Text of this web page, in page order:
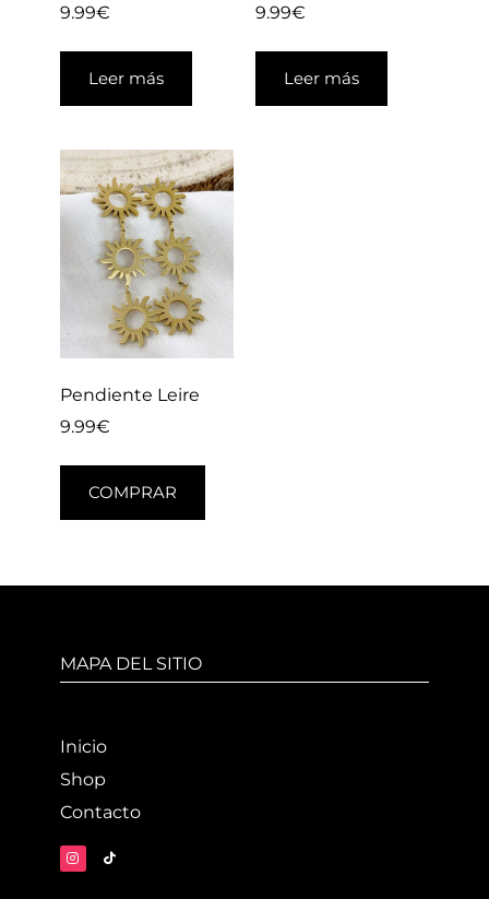
9.99€
Leer más
9.99€
Leer más
Pendiente Leire
9.99€
COMPRAR
MAPA DEL SITIO
Inicio
Shop
Contacto